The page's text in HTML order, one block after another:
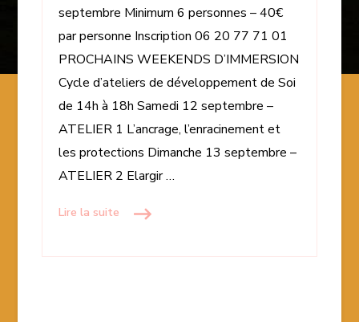
septembre Minimum 6 personnes – 40€
par personne Inscription 06 20 77 71 01
PROCHAINS WEEKENDS D’IMMERSION
Cycle d’ateliers de développement de Soi
de 14h à 18h Samedi 12 septembre –
ATELIER 1 L’ancrage, l’enracinement et
les protections Dimanche 13 septembre –
ATELIER 2 Elargir …
Lire la suite